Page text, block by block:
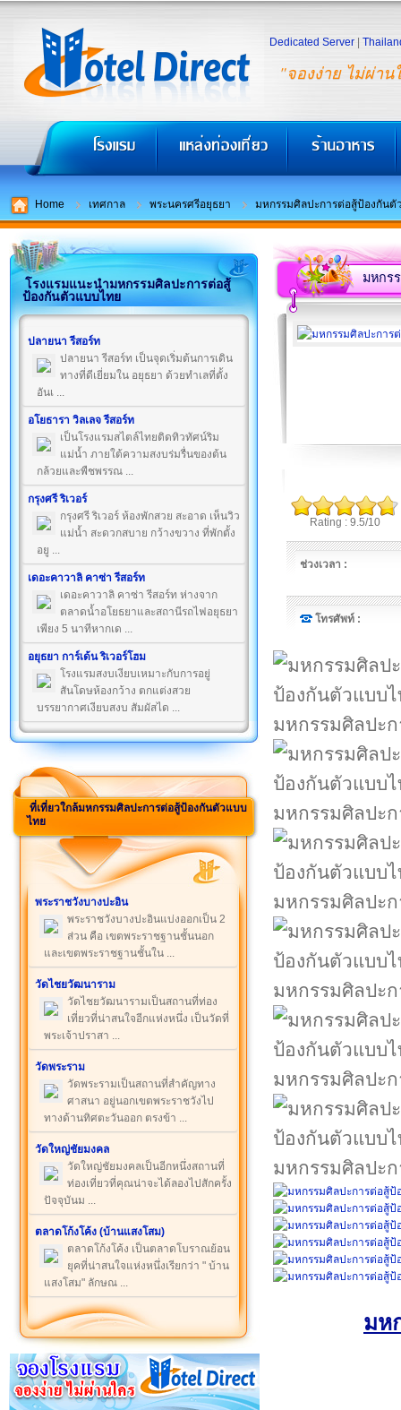
"จองง่าย ไม่ผ่าน
Dedicated Server
Home เทศกาล พระนครศรีอยุธยา มหกรรมศิลปะการต่อสู้ป้องกันตั
โรงแรมแนะนำมหกรรมศิลปะการต่อสู้
ป้องกันตัวแบบไทย
ปลายนา รีสอร์ท
ปลายนา รีสอร์ท เป็นจุดเริ่มต้นการเดิน
ทางที่ดีเยี่ยมใน อยุธยา ด้วยทำเลที่ตั้ง
อันเ ...
อโยธารา วิลเลจ รีสอร์ท
เป็นโรงแรมสไตล์ไทยติดทิวทัศน์ริม
แม่น้ำ ภายใต้ความสงบร่มรื่นของต้น
กล้วยและพืชพรรณ ...
กรุงศรี ริเวอร์
กรุงศรี ริเวอร์ ห้องพักสวย สะอาด เห็นวิว
แม่น้ำ สะดวกสบาย กว้างขวาง ที่พักตั้ง
อยู ...
เดอะคาวาลิ คาซ่า รีสอร์ท
เดอะคาวาลิ คาซ่า รีสอร์ท ห่างจาก
ตลาดน้ำอโยธยาและสถานีรถไฟอยุธยา
เพียง 5 นาทีหากเด ...
อยุธยา การ์เด้น ริเวอร์โฮม
โรงแรมสงบเงียบเหมาะกับการอยู่
สันโดษห้องกว้าง ตกแต่งสวย
บรรยากาศเงียบสงบ สัมผัสได ...
ที่เที่ยวใกล้มหกรรมศิลปะการต่อสู้ป้องกันตัวแบบ
ไทย
พระราชวังบางปะอิน
พระราชวังบางปะอินแบ่งออกเป็น 2
ส่วน คือ เขตพระราชฐานชั้นนอก
และเขตพระราชฐานชั้นใน ...
วัดไชยวัฒนาราม
วัดไชยวัฒนารามเป็นสถานที่ท่อง
เที่ยวที่น่าสนใจอีกแห่งหนึ่ง เป็นวัดที่
พระเจ้าปราสา ...
วัดพระราม
วัดพระรามเป็นสถานที่สำคัญทาง
ศาสนา อยู่นอกเขตพระราชวังไป
ทางด้านทิศตะวันออก ตรงข้า ...
วัดใหญ่ชัยมงคล
วัดใหญ่ชัยมงคลเป็นอีกหนึ่งสถานที่
ท่องเที่ยวที่คุณน่าจะได้ลองไปสักครั้ง
ปัจจุบันม ...
ตลาดโก้งโค้ง (บ้านแสงโสม)
ตลาดโก้งโค้ง เป็นตลาดโบราณย้อน
ยุคที่น่าสนใจแห่งหนึ่งเรียกว่า " บ้าน
แสงโสม" ลักษณ ...
มหกร
Rating : 9.5/10
ช่วงเวลา :
โทรศัพท์ :
มหกรรมศิลปะ
มหกรรมศิลปะ
มหกรรมศิลปะ
มหกรรมศิลปะ
มหกรรมศิลปะ
มหกรรมศิลปะ
มห